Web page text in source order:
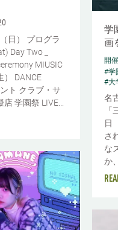
日） プログラ
Day Two _
MIUSIC
） DANCE
ト クラブ・サ
学園祭 LIVE...
学
画
開
#学
#大
名
日
さ
な
か